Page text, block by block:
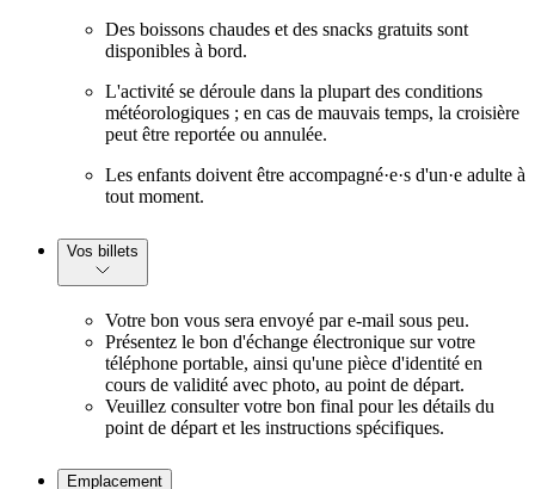
Des boissons chaudes et des snacks gratuits sont
disponibles à bord.
L'activité se déroule dans la plupart des conditions
météorologiques ; en cas de mauvais temps, la croisière
peut être reportée ou annulée.
Les enfants doivent être accompagné·e·s d'un·e adulte à
tout moment.
Vos billets
Votre bon vous sera envoyé par e-mail sous peu.
Présentez le bon d'échange électronique sur votre
téléphone portable, ainsi qu'une pièce d'identité en
cours de validité avec photo, au point de départ.
Veuillez consulter votre bon final pour les détails du
point de départ et les instructions spécifiques.
Emplacement